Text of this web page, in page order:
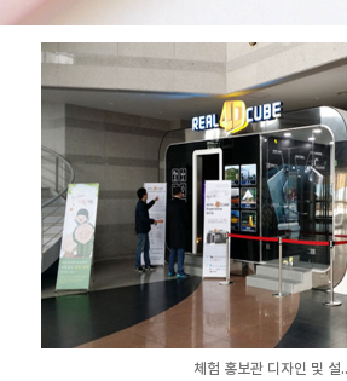
체험 홍보관 디자인 및 설..